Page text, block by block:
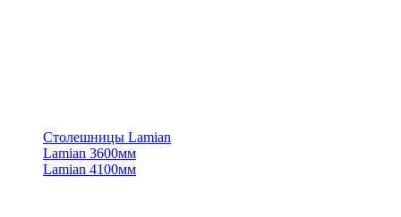
Столешницы Lamian
Lamian 3600мм
Lamian 4100мм